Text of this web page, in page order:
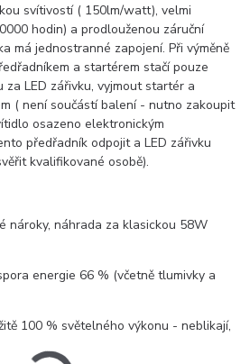
svítivostí ( 150lm/watt), velmi
hodin) a prodlouženou záruční
má jednostranné zapojení. Při výměně
a startérem stačí pouze
za LED zářivku, vyjmout startér a
( není součástí balení - nutno zakoupit
osazeno elektronickým
předřadník odpojit a LED zářivku
kvalifikované osobě).
nároky, náhrada za klasickou 58W
energie 66 % (včetně tlumivky a
100 % světelného výkonu - neblikají,